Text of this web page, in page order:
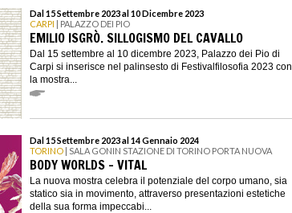
Dal 15 Settembre 2023 al 10 Dicembre 2023
CARPI | PALAZZO DEI PIO
EMILIO ISGRÒ. SILLOGISMO DEL CAVALLO
Dal 15 settembre al 10 dicembre 2023, Palazzo dei Pio di
Carpi si inserisce nel palinsesto di Festivalfilosofia 2023 con
la mostra...
Dal 15 Settembre 2023 al 14 Gennaio 2024
TORINO | SALA GONIN STAZIONE DI TORINO PORTA NUOVA
BODY WORLDS - VITAL
La nuova mostra celebra il potenziale del corpo umano, sia
statico sia in movimento, attraverso presentazioni estetiche
della sua forma impeccabi...